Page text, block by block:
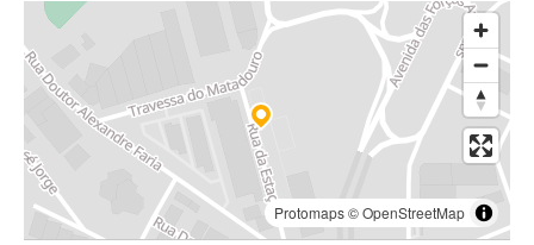
Protomaps©OpenStreetMap